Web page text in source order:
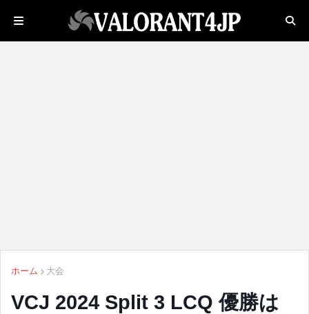
ホーム 大会
VCJ 2024 Split 3 LCQ 優勝は